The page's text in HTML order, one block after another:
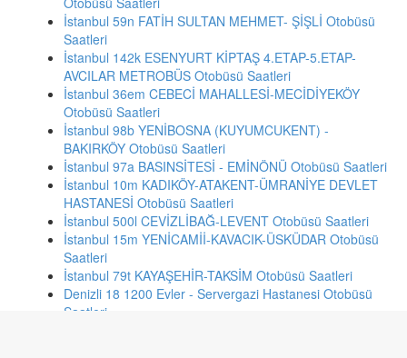
İstanbul 59n FATİH SULTAN MEHMET- ŞİŞLİ Otobüsü
Saatleri
İstanbul 142k ESENYURT KİPTAŞ 4.ETAP-5.ETAP-
AVCILAR METROBÜS Otobüsü Saatleri
İstanbul 36em CEBECİ MAHALLESİ-MECİDİYEKÖY
Otobüsü Saatleri
İstanbul 98b YENİBOSNA (KUYUMCUKENT) -
BAKIRKÖY Otobüsü Saatleri
İstanbul 97a BASINSİTESİ - EMİNÖNÜ Otobüsü Saatleri
İstanbul 10m KADIKÖY-ATAKENT-ÜMRANİYE DEVLET
HASTANESİ Otobüsü Saatleri
İstanbul 500l CEVİZLİBAĞ-LEVENT Otobüsü Saatleri
İstanbul 15m YENİCAMİİ-KAVACIK-ÜSKÜDAR Otobüsü
Saatleri
İstanbul 79t KAYAŞEHİR-TAKSİM Otobüsü Saatleri
Denizli 18 1200 Evler - Servergazi Hastanesi Otobüsü
Saatleri